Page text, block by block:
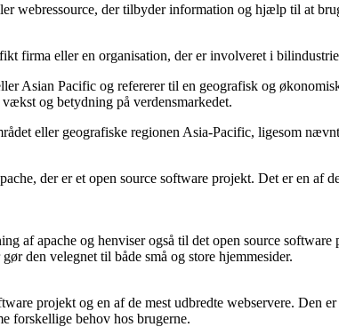
webressource, der tilbyder information og hjælp til at
firma eller en organisation, der er involveret i
Asian Pacific og refererer til en geografisk og
og betydning på verdensmarkedet.
eller geografiske regionen Asia-Pacific, ligesom
der er et open source software projekt. Det er en
af apache og henviser også til det open source
den velegnet til både små og store hjemmesider.
projekt og en af de mest udbredte webservere.
forskellige behov hos brugerne.